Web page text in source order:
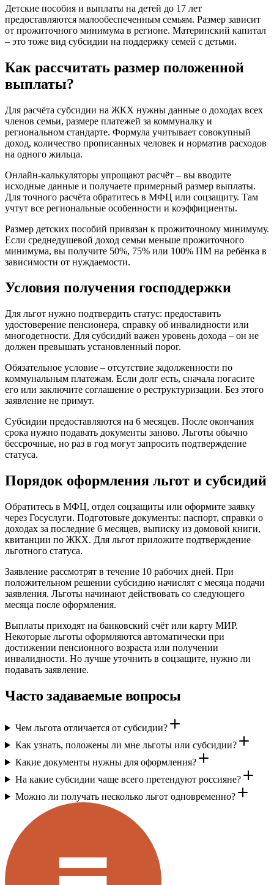
Детские пособия и выплаты на детей до 17 лет
предоставляются малообеспеченным семьям. Размер зависит
от прожиточного минимума в регионе. Материнский капитал
– это тоже вид субсидии на поддержку семей с детьми.
Как рассчитать размер положенной
выплаты?
Для расчёта субсидии на ЖКХ нужны данные о доходах всех
членов семьи, размере платежей за коммуналку и
региональном стандарте. Формула учитывает совокупный
доход, количество прописанных человек и норматив расходов
на одного жильца.
Онлайн-калькуляторы упрощают расчёт – вы вводите
исходные данные и получаете примерный размер выплаты.
Для точного расчёта обратитесь в МФЦ или соцзащиту. Там
учтут все региональные особенности и коэффициенты.
Размер детских пособий привязан к прожиточному минимуму.
Если среднедушевой доход семьи меньше прожиточного
минимума, вы получите 50%, 75% или 100% ПМ на ребёнка в
зависимости от нуждаемости.
Условия получения господдержки
Для льгот нужно подтвердить статус: предоставить
удостоверение пенсионера, справку об инвалидности или
многодетности. Для субсидий важен уровень дохода – он не
должен превышать установленный порог.
Обязательное условие – отсутствие задолженности по
коммунальным платежам. Если долг есть, сначала погасите
его или заключите соглашение о реструктуризации. Без этого
заявление не примут.
Субсидии предоставляются на 6 месяцев. После окончания
срока нужно подавать документы заново. Льготы обычно
бессрочные, но раз в год могут запросить подтверждение
статуса.
Порядок оформления льгот и субсидий
Обратитесь в МФЦ, отдел соцзащиты или оформите заявку
через Госуслуги. Подготовьте документы: паспорт, справки о
доходах за последние 6 месяцев, выписку из домовой книги,
квитанции по ЖКХ. Для льгот приложите подтверждение
льготного статуса.
Заявление рассмотрят в течение 10 рабочих дней. При
положительном решении субсидию начислят с месяца подачи
заявления. Льготы начинают действовать со следующего
месяца после оформления.
Выплаты приходят на банковский счёт или карту МИР.
Некоторые льготы оформляются автоматически при
достижении пенсионного возраста или получении
инвалидности. Но лучше уточнить в соцзащите, нужно ли
подавать заявление.
Часто задаваемые вопросы
Чем льгота отличается от субсидии?
Как узнать, положены ли мне льготы или субсидии?
Какие документы нужны для оформления?
На какие субсидии чаще всего претендуют россияне?
Можно ли получать несколько льгот одновременно?